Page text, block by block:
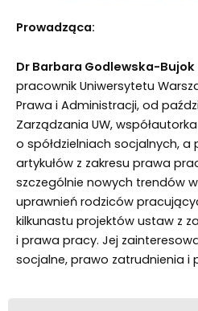
Prowadząca:
Dr Barbara Godlewska-Bujok
pracownik Uniwersytetu
Prawa i Administracji, od
Zarządzania UW,
o spółdzielniach socjalnych,
artykułów z zakresu prawa
szczególnie nowych trendów
uprawnień rodziców
kilkunastu projektów ustaw z
i prawa pracy. Jej
socjalne, prawo zatrudnienia i